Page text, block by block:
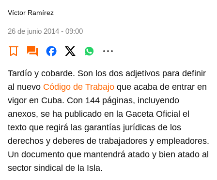
Víctor Ramírez
26 de junio 2014 - 09:00
Tardío y cobarde. Son los dos adjetivos para definir
al nuevo Código de Trabajo que acaba de entrar en
vigor en Cuba. Con 144 páginas, incluyendo
anexos, se ha publicado en la Gaceta Oficial el
texto que regirá las garantías jurídicas de los
derechos y deberes de trabajadores y empleadores.
Un documento que mantendrá atado y bien atado al
sector sindical de la Isla.